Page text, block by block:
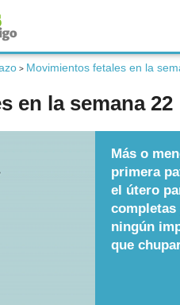
> Movimientos fetales en la
en la semana 22
Más o
primera
el útero
completas
ningún
que